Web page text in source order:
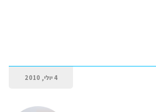
4 יולי, 2010